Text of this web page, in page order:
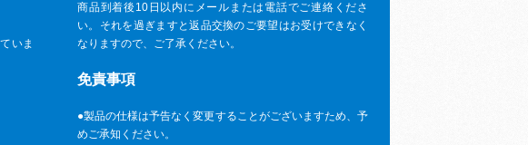
いま
商品到着後10日以内にメールまたは電話でご連絡くださ
い。それを過ぎますと返品交換のご要望はお受けできなく
なりますので、ご了承ください。
免責事項
●製品の仕様は予告なく変更することがございますため、予
めご承知ください。